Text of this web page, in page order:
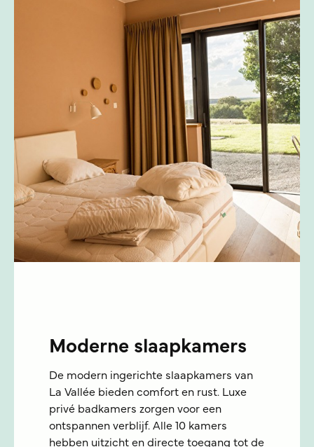
Moderne slaapkamers
De modern ingerichte slaapkamers van
La Vallée bieden comfort en rust. Luxe
privé badkamers zorgen voor een
ontspannen verblijf. Alle 10 kamers
hebben uitzicht en directe toegang tot de